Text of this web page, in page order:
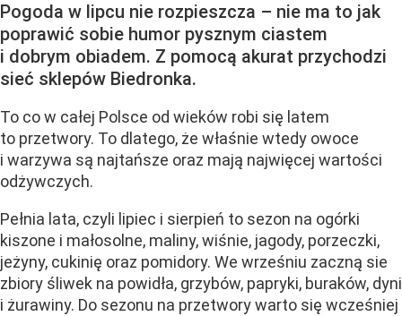
Pogoda w lipcu nie rozpieszcza – nie ma to jak
poprawić sobie humor pysznym ciastem
i dobrym obiadem. Z pomocą akurat przychodzi
sieć sklepów Biedronka.
To co w całej Polsce od wieków robi się latem
to przetwory. To dlatego, że właśnie wtedy owoce
i warzywa są najtańsze oraz mają najwięcej wartości
odżywczych.
Pełnia lata, czyli lipiec i sierpień to sezon na ogórki
kiszone i małosolne, maliny, wiśnie, jagody, porzeczki,
jeżyny, cukinię oraz pomidory. We wrześniu zaczną sie
zbiory śliwek na powidła, grzybów, papryki, buraków, dyni
i żurawiny. Do sezonu na przetwory warto się wcześniej